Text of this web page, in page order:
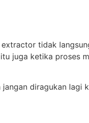
tidak
juga ketika proses
diragukan lagi